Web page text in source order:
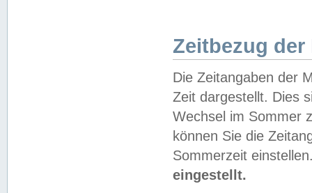
Zeitbezug der
Die Zeitangaben der
Zeit dargestellt. Dies
Wechsel im Sommer
können Sie die
Sommerzeit
eingestellt.